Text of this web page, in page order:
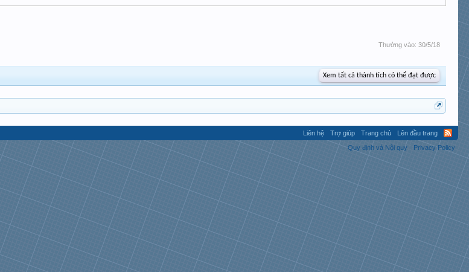
Thưởng vào: 30/5/18
Xem tất cả thành tích có thể đạt được
Liên hệ Trợ giúp Trang chủ
Lên đầu trang
Quy định và Nội quy
Privacy Policy